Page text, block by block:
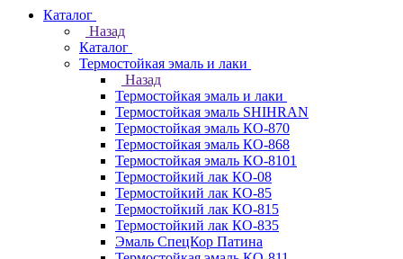
Каталог
Назад
Каталог
Термостойкая эмаль и лаки
Назад
Термостойкая эмаль и лаки
Термостойкая эмаль SHIHRAN
Термостойкая эмаль КО-870
Термостойкая эмаль КО-868
Термостойкая эмаль КО-8101
Термостойкий лак КО-08
Термостойкий лак КО-85
Термостойкий лак КО-815
Термостойкий лак КО-835
Эмаль СпецКор Патина